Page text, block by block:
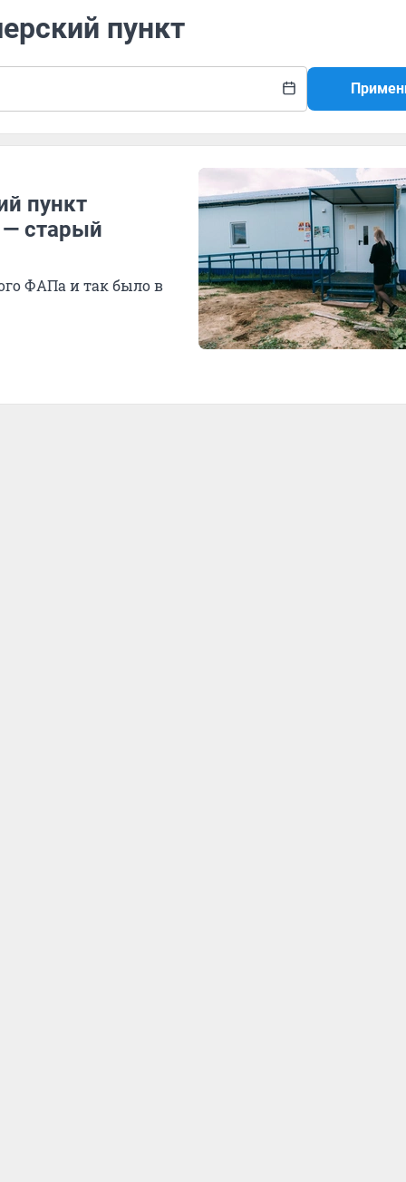
пункт
пункт
— старый
ФАПа и так было в